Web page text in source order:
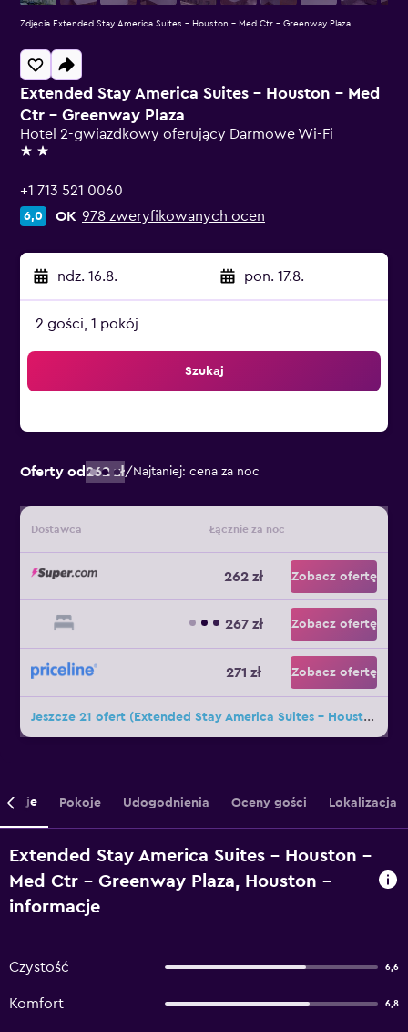
Extended Stay America Suites - Houston - Med
Ctr - Greenway Plaza
Hotel 2-gwiazdkowy oferujący Darmowe Wi-Fi
2 gwiazdki
+1 713 521 0060
6,0 OK 978 zweryfikowanych ocen
ndz. 16.8. - pon. 17.8.
2 gości, 1 pokój
Szukaj
Oferty od 262 zł/ Najtaniej: cena za noc
Dostawca Łącznie za noc
262 zł Zobacz ofertę
267 zł Zobacz ofertę
271 zł Zobacz ofertę
Jeszcze 21 ofert (Extended Stay America Suites - Houston - Med Ctr - Greenway Plaza)
Zdjęcia Extended Stay America Suites - Houston - Med Ctr - Greenway Plaza
Pokoje Udogodnienia Oceny gości Lokalizacja
Extended Stay America Suites - Houston -
Med Ctr - Greenway Plaza, Houston –
informacje
Czystość 6,6
Komfort 6,8